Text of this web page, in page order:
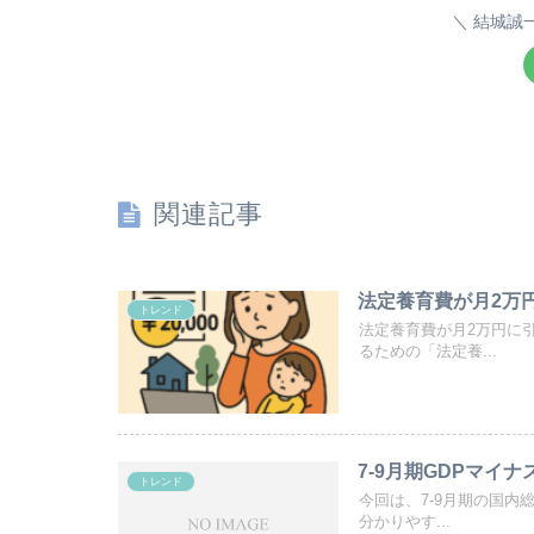
結城誠
関連記事
トレンド 法定養育費が月2万
法定養育費が月2万円に
るための「法定養...
トレンド 7-9月期GDPマイナ
今回は、7-9月期の国内
分かりやす...